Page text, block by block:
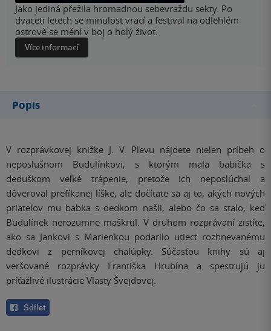
Jako jediná přežila hromadnou sebevraždu sekty. Po
dvaceti letech se minulost vrací a festival na odlehlém
ostrově se mění v boj o holý život.
Více informací
Popis
V rozprávkovej knižke J. V. Plevu nájdete nielen príbeh o
neposlušnom Budulínkovi, s ktorým mala babička s
deduškom veľké trápenie, pretože ich neposlúchal a
dôveroval prefíkanej líške, ale dočítate sa aj to, akých nových
priateľov mu babka s dedkom našli, alebo čo sa stalo, keď
Budulínek nerozumne maškrtil. V druhom rozprávaní zistíte,
ako sa Jankovi s Marienkou podarilo utiecť rozhnevanému
dedkovi z perníkovej chalúpky. Súčasťou knihy sú aj
veršované rozprávky Františka Hrubína a spestrujú ju
príťažlivé ilustrácie Vlasty Švejdovej.
Sdílet